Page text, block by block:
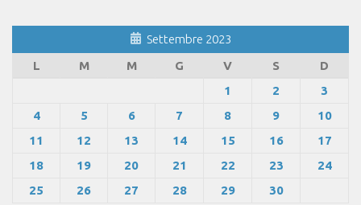
Settembre 2023
L
M M G V S
D
1
2
3
4
5 6 7 8 9
10
11
12 13 14 15 16
17
18
19 20 21 22 23
24
25
26 27 28 29
30